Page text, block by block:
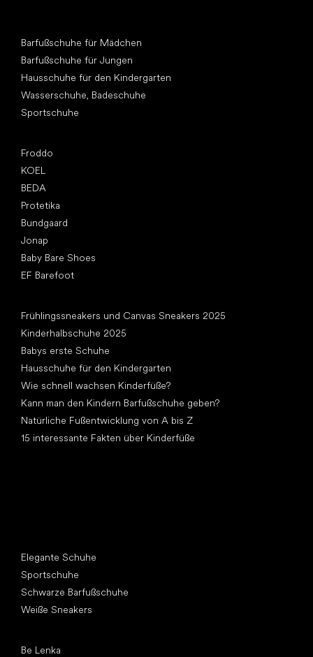
Barfußschuhe für Mädchen
Barfußschuhe für Jungen
Hausschuhe für den Kindergarten
Wasserschuhe, Badeschuhe
Sportschuhe
Froddo
KOEL
BEDA
Protetika
Bundgaard
Jonap
Baby Bare Shoes
EF Barefoot
Frühlingssneakers und Canvas Sneakers 2025
Kinderhalbschuhe 2025
Babys erste Schuhe
Hausschuhe für den Kindergarten
Wie schnell wachsen Kinderfüße?
Kann man den Kindern Barfußschuhe geben?
Natürliche Fußentwicklung von A bis Z
15 interessante Fakten über Kinderfüße
Elegante Schuhe
Sportschuhe
Schwarze Barfußschuhe
Weiße Sneakers
Be Lenka